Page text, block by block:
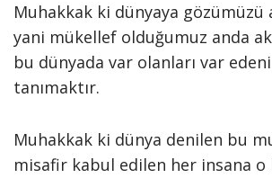
Muhakkak ki dünyaya gözümüzü
yani mükellef olduğumuz anda
bu dünyada var olanları var
tanımaktır.
Muhakkak ki dünya denilen bu
misafir kabul edilen her insana o